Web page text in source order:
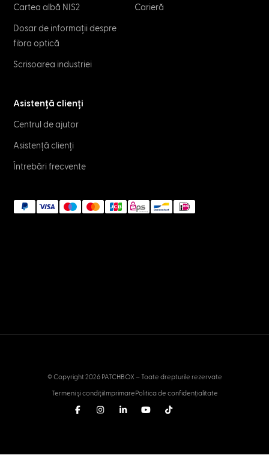
Cartea albă NIS2
Dosar de informații despre
fibra optică
Scrisoarea industriei
Carieră
Asistență clienți
Centrul de ajutor
Asistență clienți
Întrebări frecvente
© Copyright 2026 PATCHBOX – Toate drepturile rezervate
Termeni și condițiiImprimarePolitica de confidențialitate